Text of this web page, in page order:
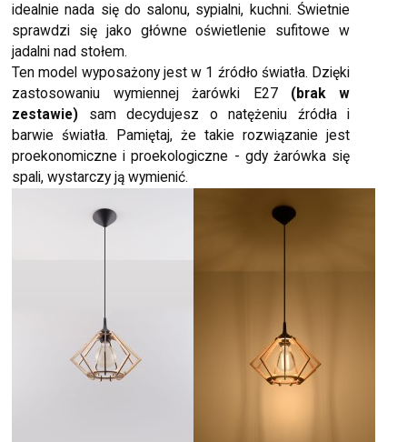
idealnie nada się do salonu, sypialni, kuchni. Świetnie
sprawdzi się jako główne oświetlenie sufitowe w
jadalni nad stołem.
Ten model wyposażony jest w 1 źródło światła. Dzięki
zastosowaniu wymiennej żarówki E27 (brak w
zestawie) sam decydujesz o natężeniu źródła i
barwie światła. Pamiętaj, że takie rozwiązanie jest
proekonomiczne i proekologiczne - gdy żarówka się
spali, wystarczy ją wymienić.